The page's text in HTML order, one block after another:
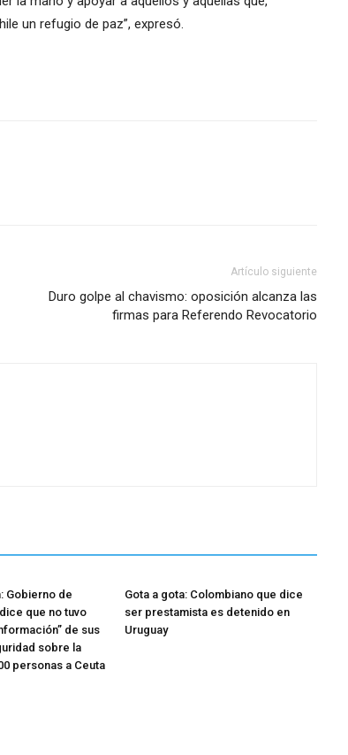
un refugio de paz”, expresó.
Artículo siguiente
Duro golpe al chavismo: oposición alcanza las
firmas para Referendo Revocatorio
Gobierno de
que no tuvo
de sus
sobre la
personas a Ceuta
Gota a gota: Colombiano que dice
ser prestamista es detenido en
Uruguay